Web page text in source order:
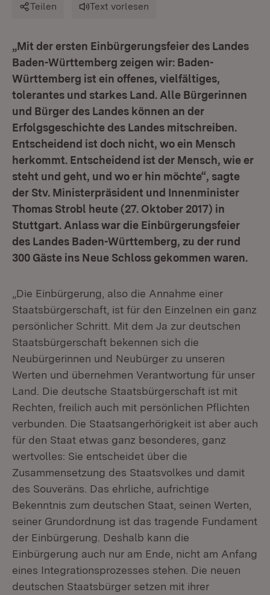
Teilen Text vorlesen
„Mit der ersten Einbürgerungsfeier des Landes
Baden-Württemberg zeigen wir: Baden-
Württemberg ist ein offenes, vielfältiges,
tolerantes und starkes Land. Alle Bürgerinnen
und Bürger des Landes können an der
Erfolgsgeschichte des Landes mitschreiben.
Entscheidend ist doch nicht, wo ein Mensch
herkommt. Entscheidend ist der Mensch, wie er
steht und geht, und wo er hin möchte“, sagte
der Stv. Ministerpräsident und Innenminister
Thomas Strobl heute (27. Oktober 2017) in
Stuttgart. Anlass war die Einbürgerungsfeier
des Landes Baden-Württemberg, zu der rund
300 Gäste ins Neue Schloss gekommen waren.
„Die Einbürgerung, also die Annahme einer
Staatsbürgerschaft, ist für den Einzelnen ein ganz
persönlicher Schritt. Mit dem Ja zur deutschen
Staatsbürgerschaft bekennen sich die
Neubürgerinnen und Neubürger zu unseren
Werten und übernehmen Verantwortung für unser
Land. Die deutsche Staatsbürgerschaft ist mit
Rechten, freilich auch mit persönlichen Pflichten
verbunden. Die Staatsangerhörigkeit ist aber auch
für den Staat etwas ganz besonderes, ganz
wertvolles: Sie entscheidet über die
Zusammensetzung des Staatsvolkes und damit
des Souveräns. Das ehrliche, aufrichtige
Bekenntnis zum deutschen Staat, seinen Werten,
seiner Grundordnung ist das tragende Fundament
der Einbürgerung. Deshalb kann die
Einbürgerung auch nur am Ende, nicht am Anfang
eines Integrationsprozesses stehen. Die neuen
deutschen Staatsbürger setzen mit ihrer